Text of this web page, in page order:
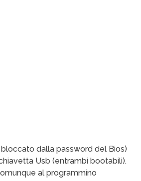
dalla password del Bios)
Usb (entrambi bootabili).
al programmino